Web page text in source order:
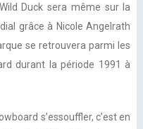
Duck sera même sur la
grâce à Nicole Angelrath
se retrouvera parmi les
durant la période 1991 à
s’essouffler, c’est en